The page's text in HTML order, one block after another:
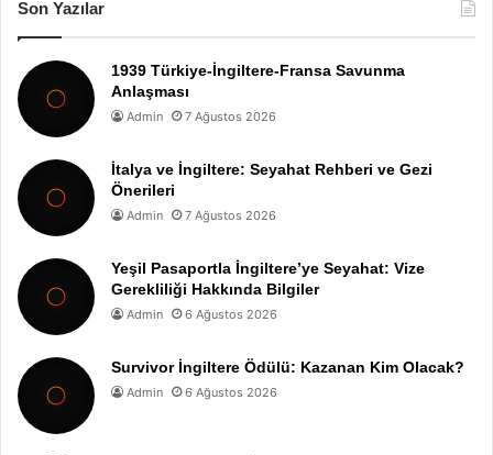
Son Yazılar
1939 Türkiye-İngiltere-Fransa Savunma
Anlaşması
Admin 7 Ağustos 2026
İtalya ve İngiltere: Seyahat Rehberi ve Gezi
Önerileri
Admin 7 Ağustos 2026
Yeşil Pasaportla İngiltere’ye Seyahat: Vize
Gerekliliği Hakkında Bilgiler
Admin 6 Ağustos 2026
Survivor İngiltere Ödülü: Kazanan Kim Olacak?
Admin 6 Ağustos 2026